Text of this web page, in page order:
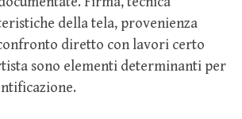
della tela, provenienza
diretto con lavori certo
sono elementi determinanti per